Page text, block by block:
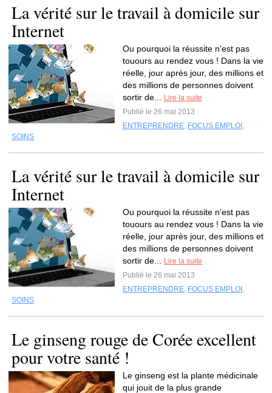
La vérité sur le travail à domicile sur
Internet
Ou pourquoi la réussite n'est pas
touours au rendez vous ! Dans la vie
réelle, jour après jour, des millions et
des millions de personnes doivent
sortir de...
Lire la suite
Publié le 26 mai 2013
ENTREPRENDRE, FOCUS EMPLOI ,
SOINS
La vérité sur le travail à domicile sur
Internet
Ou pourquoi la réussite n'est pas
touours au rendez vous ! Dans la vie
réelle, jour après jour, des millions et
des millions de personnes doivent
sortir de...
Lire la suite
Publié le 26 mai 2013
ENTREPRENDRE, FOCUS EMPLOI ,
SOINS
Le ginseng rouge de Corée excellent
pour votre santé !
Le ginseng est la plante médicinale
qui jouit de la plus grande